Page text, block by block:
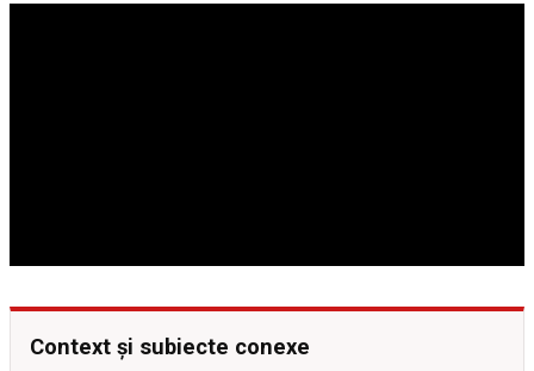
Context și subiecte conexe